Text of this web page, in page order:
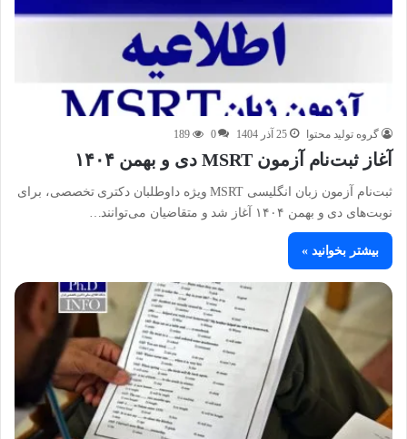
گروه تولید محتوا 25 آذر 1404 0
189
آغاز ثبت‌نام آزمون MSRT دی و بهمن ۱۴۰۴
ثبت‌نام آزمون زبان انگلیسی MSRT ویژه داوطلبان دکتری تخصصی، برای
نوبت‌های دی و بهمن ۱۴۰۴ آغاز شد و متقاضیان می‌توانند…
بیشتر بخوانید »